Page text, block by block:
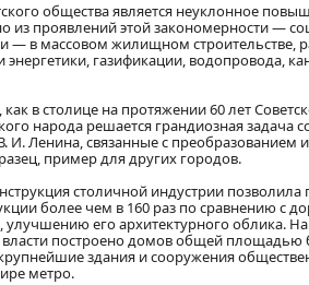
общества является неуклонное
из проявлений этой закономерности —
— в массовом жилищном строительстве,
энергетики, газификации, водопровода,
как в столице на протяжении 60 лет
народа решается грандиозная задача
И. Ленина, связанные с
пример для других городов.
столичной индустрии
более чем в 160 раз по сравнению с
улучшению его архитектурного
власти построено домов общей
здания и сооружения
метро.